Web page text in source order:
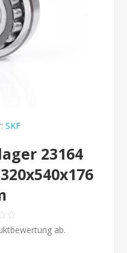
SKF
23164
ab.